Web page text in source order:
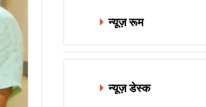
न्यूज़ रूम
न्यूज़ डेस्क